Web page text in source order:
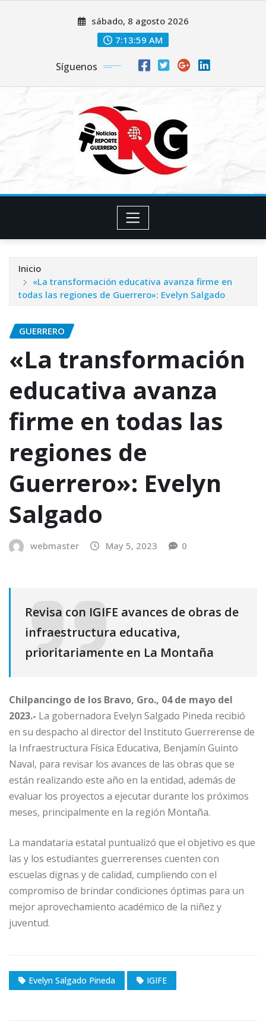
sábado, 8 agosto 2026
7:14:00 AM
Síguenos
Inicio
«La transformación educativa avanza firme en
todas las regiones de Guerrero»: Evelyn Salgado
GUERRERO
«La transformación
educativa avanza
firme en todas las
regiones de
Guerrero»: Evelyn
Salgado
webmaster May 5, 2023 0
Revisa con IGIFE avances de obras de
infraestructura educativa,
prioritariamente en La Montaña
Chilpancingo de los Bravo, Gro., 04 de mayo del
2023.- La gobernadora Evelyn Salgado Pineda recibió
en su despacho al director del Instituto Guerrerense de
la Infraestructura Física Educativa, Benjamín Guinto
Naval, para revisar los avances de las obras que se
están realizando este año en la entidad, además de
evaluar los proyectos a ejecutar durante los próximos
meses, principalmente en la región Montaña.
La mandataria estatal puntualizó que el objetivo es que
las y los estudiantes guerrerenses cuenten con
escuelas dignas y de calidad, cumpliendo con el
compromiso de brindar condiciones óptimas para un
mejor aprovechamiento académico de la niñez y
juventud.
Evelyn Salgado Pineda IGIFE